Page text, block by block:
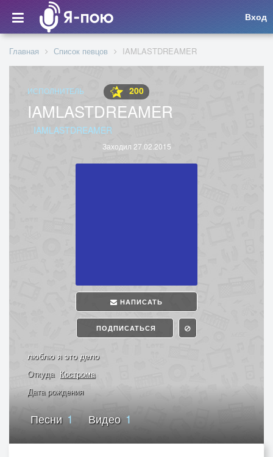
Вход
Главная Список певцов IAMLASTDREAMER
ИСПОЛНИТЕЛЬ 200
IAMLASTDREAMER
IAMLASTDREAMER
Заходил 27.02.2015
НАПИСАТЬ
ПОДПИСАТЬСЯ
люблю я это дело
Откуда Кострома
Дата рождения
Песни 1 Видео 1